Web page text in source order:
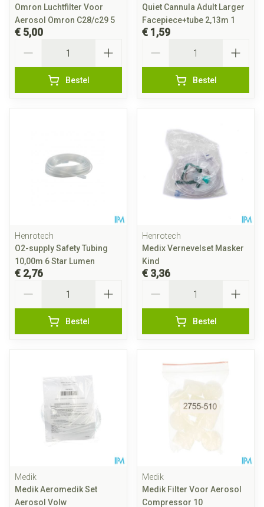
Omron Luchtfilter Voor
Aerosol Omron C28/c29 5
€ 5,00
Bestel
Quiet Cannula Adult Larger
Facepiece+tube 2,13m 1
€ 1,59
Bestel
Henrotech
O2-supply Safety Tubing
10,00m 6 Star Lumen
€ 2,76
Bestel
Henrotech
Medix Vernevelset Masker
Kind
€ 3,36
Bestel
Medik
Medik Aeromedik Set
Aerosol Volw
Medik
Medik Filter Voor Aerosol
Compressor 10